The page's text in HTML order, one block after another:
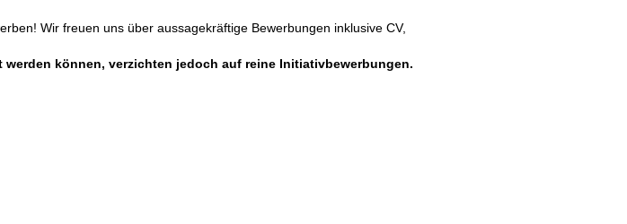
Wir freuen uns über aussagekräftige Bewerbungen inklusive CV,
können, verzichten jedoch auf reine Initiativbewerbungen.